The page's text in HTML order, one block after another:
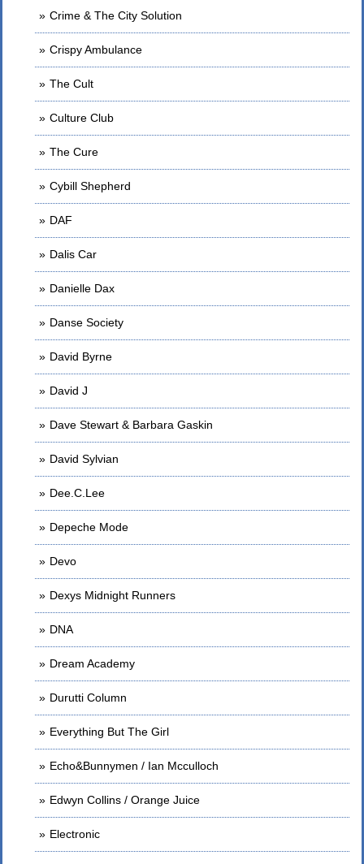
Crime & The City Solution
Crispy Ambulance
The Cult
Culture Club
The Cure
Cybill Shepherd
DAF
Dalis Car
Danielle Dax
Danse Society
David Byrne
David J
Dave Stewart & Barbara Gaskin
David Sylvian
Dee.C.Lee
Depeche Mode
Devo
Dexys Midnight Runners
DNA
Dream Academy
Durutti Column
Everything But The Girl
Echo&Bunnymen / Ian Mcculloch
Edwyn Collins / Orange Juice
Electronic